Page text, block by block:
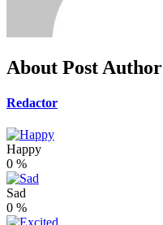
About Post Author
Redactor
Happy
0 %
Sad
0 %